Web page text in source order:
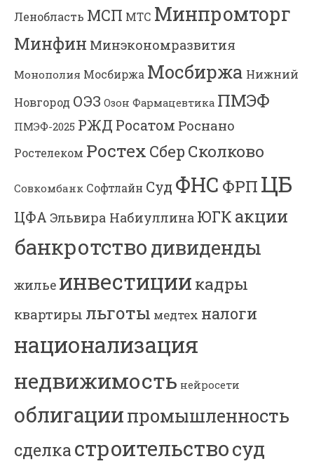
Ленобласть МСП МТС Минпромторг
Минфин Минэкономразвития
Монополия Мосбиржа Мосбиржа Нижний
Новгород ОЭЗ Озон Фармацевтика ПМЭФ
ПМЭФ-2025 РЖД Росатом Роснано
Ростелеком Ростех Сбер Сколково
Совкомбанк Софтлайн Суд ФНС ФРП ЦБ
ЦФА Эльвира Набиуллина ЮГК акции
банкротство дивиденды
жилье инвестиции кадры
квартиры льготы медтех налоги
национализация
недвижимость нейросети
облигациипромышленность
сделкастроительствосуд